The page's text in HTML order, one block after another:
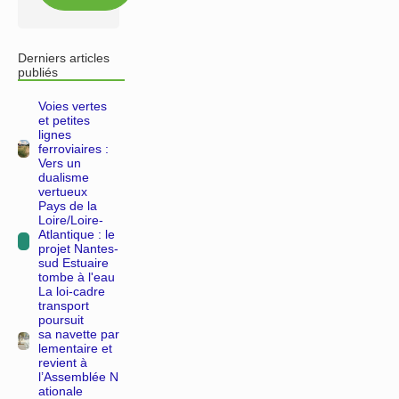
Derniers articles
publiés
Voies vertes
et petites
lignes
ferroviaires :
Vers un
dualisme
vertueux
Pays de la
Loire/Loire-
Atlantique : le
projet Nantes-
sud Estuaire
tombe à l'eau
La loi-cadre
transport
poursuit
sa navette par
lementaire et
revient à
l’Assemblée N
ationale